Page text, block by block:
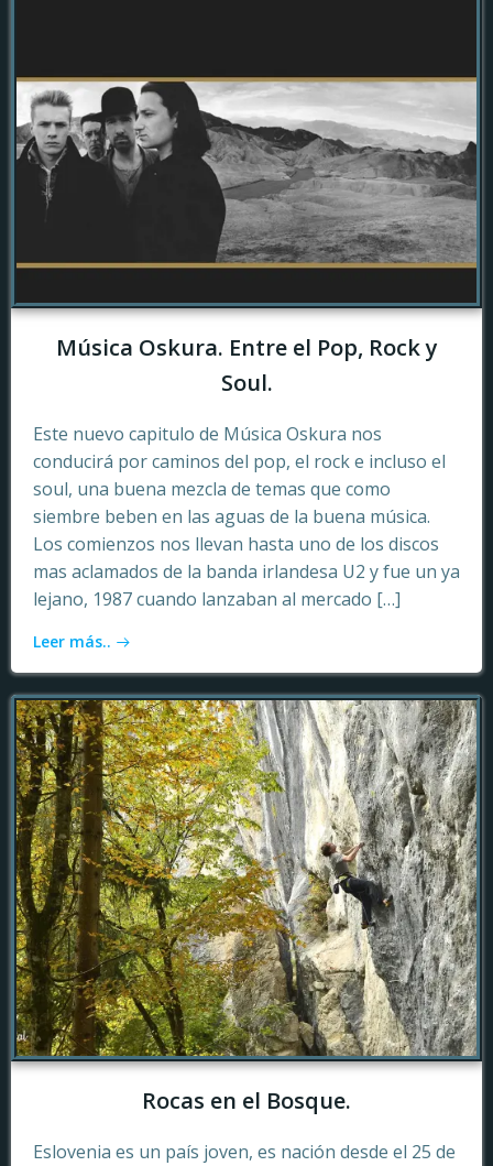
Música Oskura. Entre el Pop, Rock y
Soul.
Este nuevo capitulo de Música Oskura nos
conducirá por caminos del pop, el rock e incluso el
soul, una buena mezcla de temas que como
siembre beben en las aguas de la buena música.
Los comienzos nos llevan hasta uno de los discos
mas aclamados de la banda irlandesa U2 y fue un ya
lejano, 1987 cuando lanzaban al mercado […]
Leer más..
Rocas en el Bosque.
Eslovenia es un país joven, es nación desde el 25 de